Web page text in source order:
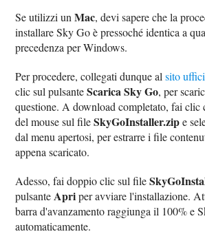
Se utilizzi unMac, devi sapere che la
installare Sky Go è pressoché identica a
precedenza per Windows.
Per procedere, collegati dunque alsito
clic sul pulsanteScarica Sky Go, per
questione. A download completato, fai clic
del mouse sul fileSkyGoInstaller.zipe
dal menu apertosi, per estrarre i file
appena scaricato.
Adesso, fai doppio clic sul file
pulsante Apriper avviare l'installazione.
barra d'avanzamento raggiunga il 100% e
automaticamente.